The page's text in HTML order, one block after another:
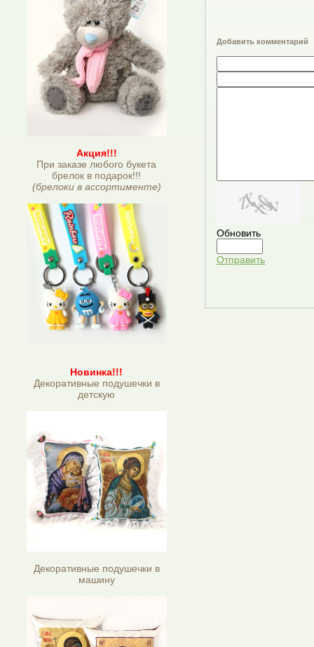
Акция!!!
При заказе любого букета
брелок в подарок!!!
(брелоки в ассортименте)
Новинка!!!
Декоративные подушечки в
детскую
Декоративные подушечки в
машину
Добавить комментарий
Обновить
Отправить